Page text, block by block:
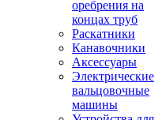
оребрения на
концах труб
Раскатники
Канавочники
Аксессуары
Электрические
вальцовочные
машины